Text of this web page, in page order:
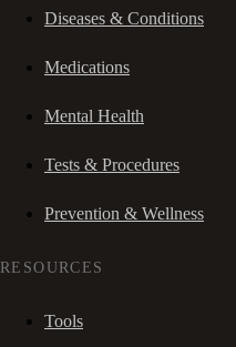
Diseases & Conditions
Medications
Mental Health
Tests & Procedures
Prevention & Wellness
RESOURCES
Tools